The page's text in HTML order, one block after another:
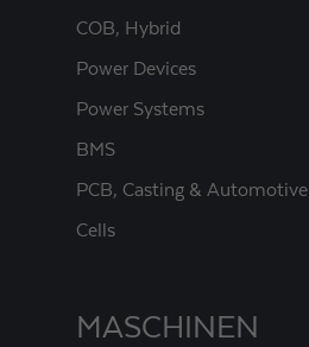
COB, Hybrid
Power Devices
Power Systems
BMS
PCB, Casting & Automotive
Cells
MASCHINEN